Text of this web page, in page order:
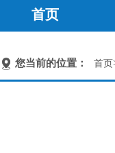
首页
您当前的位置： 首页